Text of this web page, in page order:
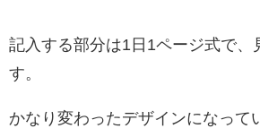
記入する部分は1日1ページ式で、
す。
かなり変わったデザインになって